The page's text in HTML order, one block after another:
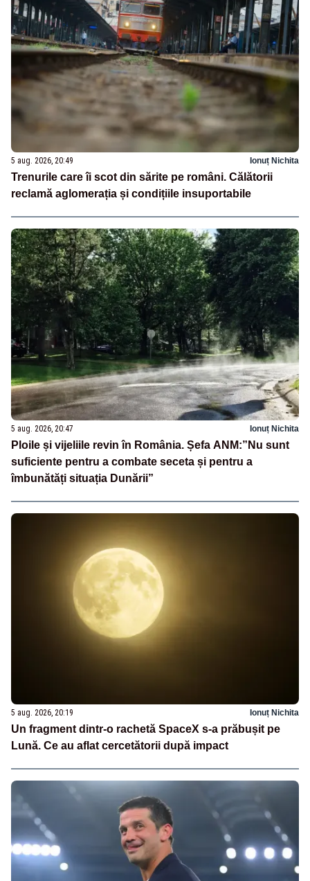
5 aug. 2026, 20:49 Ionuț Nichita
Trenurile care îi scot din sărite pe români. Călătorii
reclamă aglomerația și condițiile insuportabile
5 aug. 2026, 20:47 Ionuț Nichita
Ploile și vijeliile revin în România. Șefa ANM:”Nu sunt
suficiente pentru a combate seceta și pentru a
îmbunătăți situația Dunării”
5 aug. 2026, 20:19 Ionuț Nichita
Un fragment dintr-o rachetă SpaceX s-a prăbușit pe
Lună. Ce au aflat cercetătorii după impact